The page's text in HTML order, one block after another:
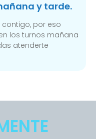
y tarde.
por eso
los turnos mañana
atenderte